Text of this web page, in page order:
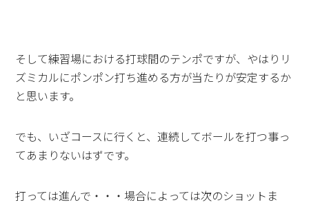
そして練習場における打球間のテンポですが、やはりリ
ズミカルにポンポン打ち進める方が当たりが安定するか
と思います。
でも、いざコースに行くと、連続してボールを打つ事っ
てあまりないはずです。
打っては進んで・・・場合によっては次のショットま